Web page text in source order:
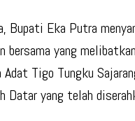
Bupati Eka Putra
bersama yang
Adat Tigo Tungku
Datar yang telah